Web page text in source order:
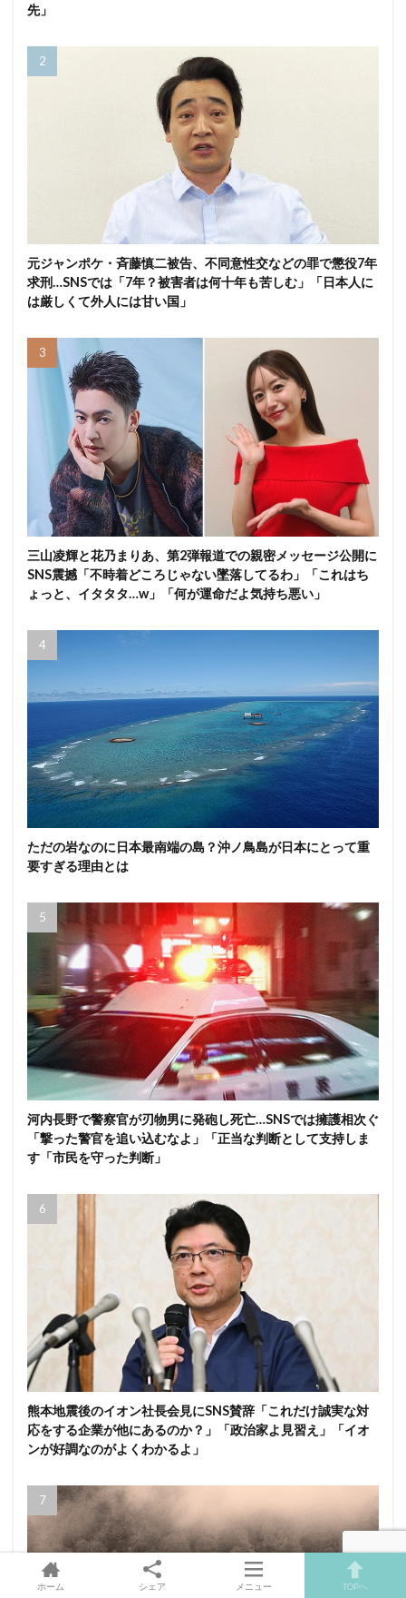
先」
元ジャンポケ・斉藤慎二被告、不同意性交などの罪で懲役7年
求刑…SNSでは「7年？被害者は何十年も苦しむ」「日本人に
は厳しくて外人には甘い国」
三山凌輝と花乃まりあ、第2弾報道での親密メッセージ公開に
SNS震撼「不時着どころじゃない墜落してるわ」「これはち
ょっと、イタタタ…w」「何が運命だよ気持ち悪い」
ただの岩なのに日本最南端の島？沖ノ鳥島が日本にとって重
要すぎる理由とは
河内長野で警察官が刃物男に発砲し死亡…SNSでは擁護相次ぐ
「撃った警官を追い込むなよ」「正当な判断として支持しま
す「市民を守った判断」
熊本地震後のイオン社長会見にSNS賛辞「これだけ誠実な対
応をする企業が他にあるのか？」「政治家よ見習え」「イオ
ンが好調なのがよくわかるよ」
ホーム シェア メニュー TOPへ